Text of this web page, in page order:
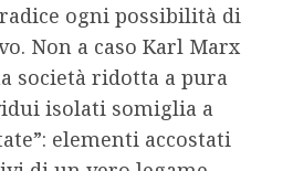
ogni possibilità di
Non a caso Karl Marx
società ridotta a pura
isolati somiglia a
elementi accostati